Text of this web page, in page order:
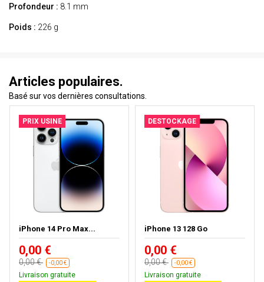
Profondeur : 8.1 mm
Poids : 226 g
Articles populaires.
Basé sur vos dernières consultations.
PRIX USINE
iPhone 14 Pro Max...
0,00 €
0,00 € -0,00 €
Livraison gratuite
DESTOCKAGE
iPhone 13 128 Go
0,00 €
0,00 € -0,00 €
Livraison gratuite